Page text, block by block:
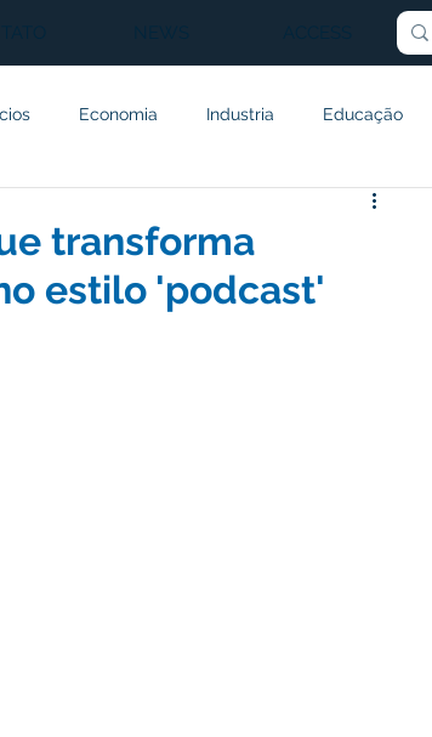
Economia Industria Educação
Transporte
transforma
estilo 'podcast'